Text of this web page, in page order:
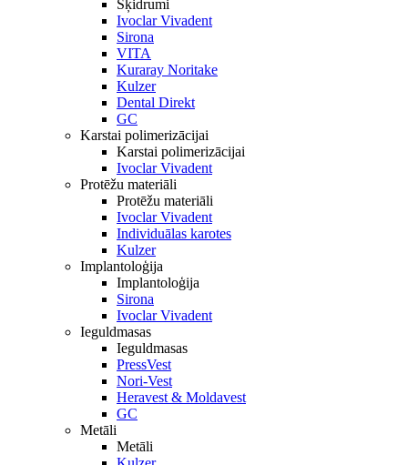
Šķidrumi
Ivoclar Vivadent
Sirona
VITA
Kuraray Noritake
Kulzer
Dental Direkt
GC
Karstai polimerizācijai
Karstai polimerizācijai
Ivoclar Vivadent
Protēžu materiāli
Protēžu materiāli
Ivoclar Vivadent
Individuālas karotes
Kulzer
Implantoloģija
Implantoloģija
Sirona
Ivoclar Vivadent
Ieguldmasas
Ieguldmasas
PressVest
Nori-Vest
Heravest & Moldavest
GC
Metāli
Metāli